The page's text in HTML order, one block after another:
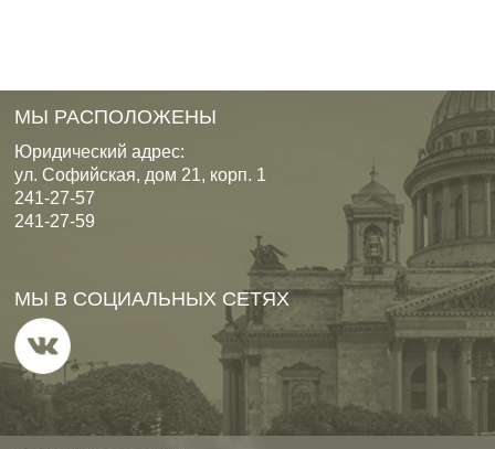
Юридический адрес:
ул. Софийская, дом 21, корп. 1
241-27-57
241-27-59
МЫ РАСПОЛОЖЕНЫ
МЫ В СОЦИАЛЬНЫХ СЕТЯХ